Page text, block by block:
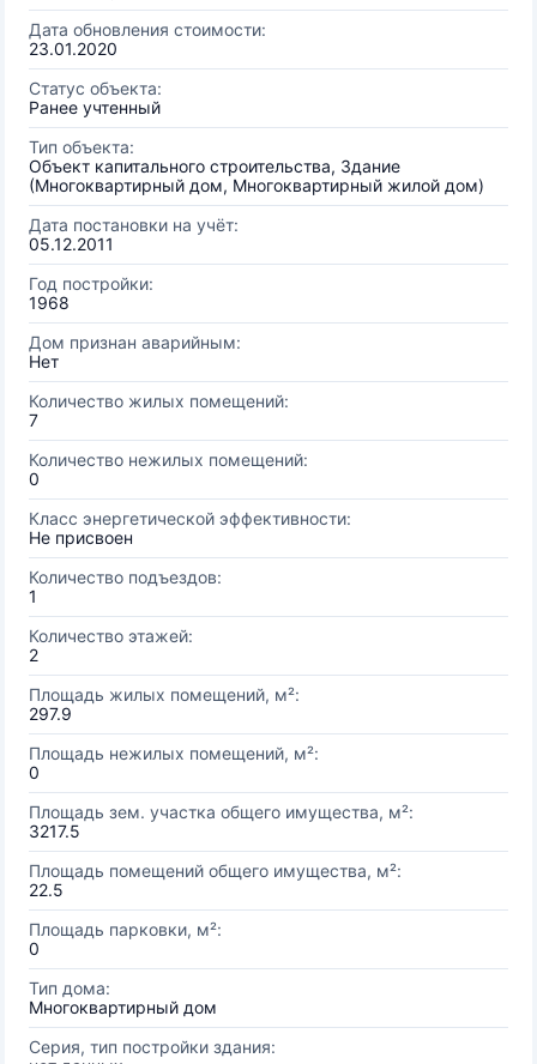
Дата обновления стоимости:
23.01.2020
Статус объекта:
Ранее учтенный
Тип объекта:
Объект капитального строительства, Здание
(Многоквартирный дом, Многоквартирный жилой дом)
Дата постановки на учёт:
05.12.2011
Год постройки:
1968
Дом признан аварийным:
Нет
Количество жилых помещений:
7
Количество нежилых помещений:
0
Класс энергетической эффективности:
Не присвоен
Количество подъездов:
1
Количество этажей:
2
Площадь жилых помещений, м²:
297.9
Площадь нежилых помещений, м²:
0
Площадь зем. участка общего имущества, м²:
3217.5
Площадь помещений общего имущества, м²:
22.5
Площадь парковки, м²:
0
Тип дома:
Многоквартирный дом
Серия, тип постройки здания: